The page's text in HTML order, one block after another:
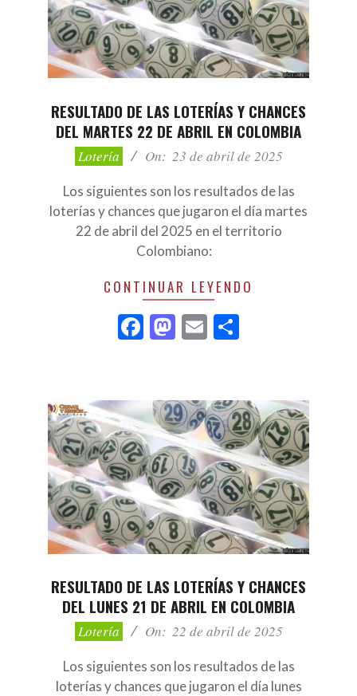
RESULTADO DE LAS LOTERÍAS Y CHANCES
DEL MARTES 22 DE ABRIL EN COLOMBIA
2025-Lotería On: 23 de abril de 2025
Los siguientes son los resultados de las
loterías y chances que jugaron el día martes
22 de abril del 2025 en el territorio
Colombiano:
CONTINUAR LEYENDO
Facebook
Mastodon
Email
RESULTADO DE LAS LOTERÍAS Y CHANCES
DEL LUNES 21 DE ABRIL EN COLOMBIA
2025-Lotería On: 22 de abril de 2025
Los siguientes son los resultados de las
loterías y chances que jugaron el día lunes